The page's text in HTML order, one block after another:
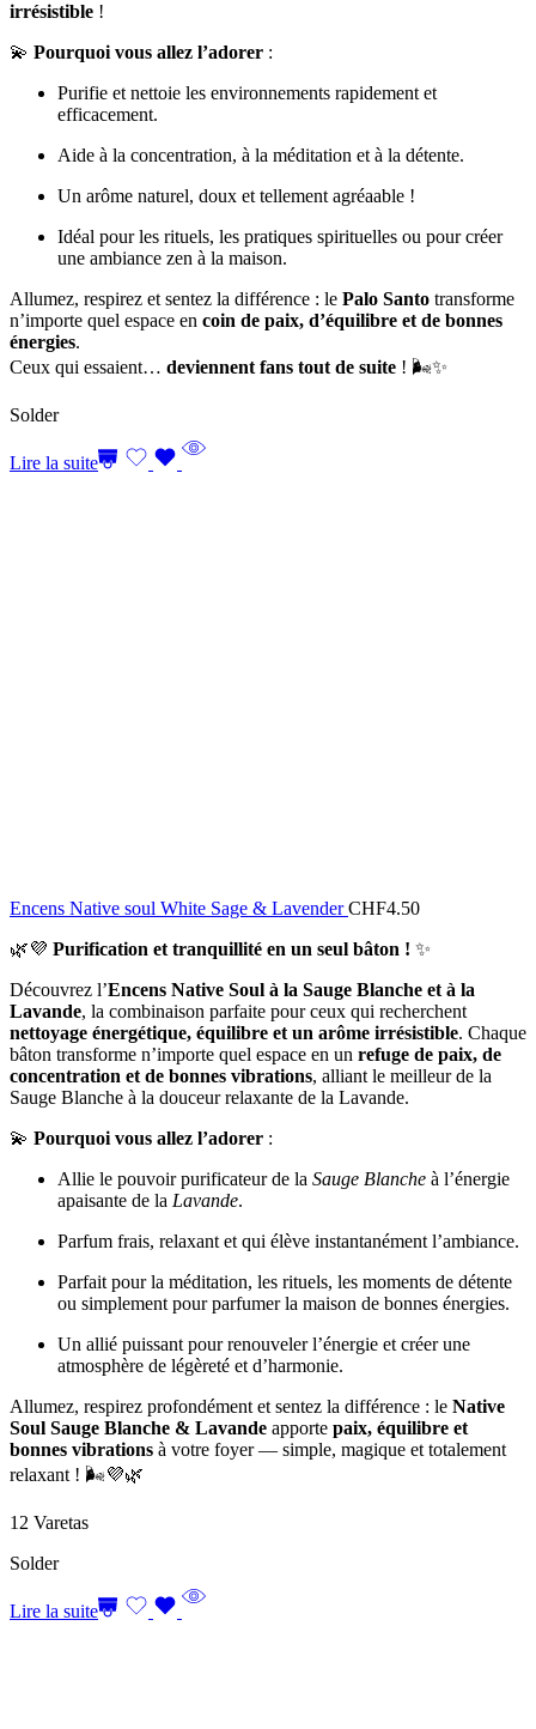
irrésistible !
💫 Pourquoi vous allez l’adorer :
Purifie et nettoie les environnements rapidement et
efficacement.
Aide à la concentration, à la méditation et à la détente.
Un arôme naturel, doux et tellement agréaable !
Idéal pour les rituels, les pratiques spirituelles ou pour créer
une ambiance zen à la maison.
Allumez, respirez et sentez la différence : le Palo Santo transforme
n’importe quel espace en coin de paix, d’équilibre et de bonnes
énergies.
Ceux qui essaient… deviennent fans tout de suite ! 🌬️✨
Solder
Lire la suite
Encens Native soul White Sage & LavenderCHF4.50
🌿💜 Purification et tranquillité en un seul bâton ! ✨
Découvrez l’Encens Native Soul à la Sauge Blanche et à la
Lavande, la combinaison parfaite pour ceux qui recherchent
nettoyage énergétique, équilibre et un arôme irrésistible. Chaque
bâton transforme n’importe quel espace en un refuge de paix, de
concentration et de bonnes vibrations, alliant le meilleur de la
Sauge Blanche à la douceur relaxante de la Lavande.
💫 Pourquoi vous allez l’adorer :
Allie le pouvoir purificateur de la Sauge Blanche à l’énergie
apaisante de la Lavande.
Parfum frais, relaxant et qui élève instantanément l’ambiance.
Parfait pour la méditation, les rituels, les moments de détente
ou simplement pour parfumer la maison de bonnes énergies.
Un allié puissant pour renouveler l’énergie et créer une
atmosphère de légèreté et d’harmonie.
Allumez, respirez profondément et sentez la différence : le Native
Soul Sauge Blanche & Lavande apporte paix, équilibre et
bonnes vibrations à votre foyer — simple, magique et totalement
relaxant ! 🌬️💜🌿
12 Varetas
Solder
Lire la suite